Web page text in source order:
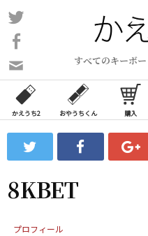
コ
ン
ン
ツ
ス
ッ
すべてのキーボ
い
合
わ
フ
ォ
ム
かえうち2 おやうちくん 購入
8KBET
プロフィール